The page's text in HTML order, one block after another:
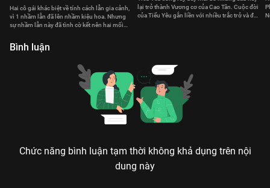
Hai cô gái khác biệt về tính cách lẫn gia cảnh,
vì 1 nhầm lẫn đã lên nhầm kiệu hoa. Nhưng
sự nhầm lẫn này đã tình cờ kết nên hai mối
lại trở thành Vương cơ của Cao Tân. Cuộc đời
của Tiểu Yêu gắn liền với nhiều trắc trở và đau
Bình luận
Chức năng bình luận tạm thời không khả dụng trên nội
dung này